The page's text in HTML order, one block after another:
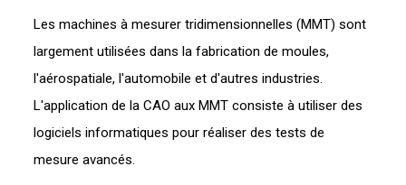
Les machines à mesurer tridimensionnelles (MMT) sont
largement utilisées dans la fabrication de moules,
l'aérospatiale, l'automobile et d'autres industries.
L'application de la CAO aux MMT consiste à utiliser des
logiciels informatiques pour réaliser des tests de
mesure avancés.